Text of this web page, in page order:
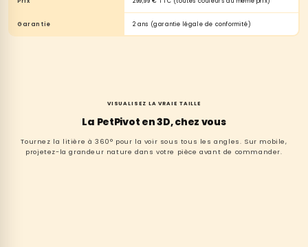
Garantie 2 ans (garantie légale de conformité)
VISUALISEZ LA VRAIE TAILLE
La PetPivot en 3D, chez vous
Tournez la litière à 360° pour la voir sous tous les angles. Sur mobile,
projetez-la grandeur nature dans votre pièce avant de commander.